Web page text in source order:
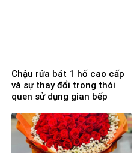
Chậu rửa bát 1 hố cao cấp
và sự thay đổi trong thói
quen sử dụng gian bếp